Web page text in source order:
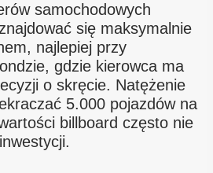
samochodowych
się maksymalnie
najlepiej przy
gdzie kierowca ma
o skręcie. Natężenie
5.000 pojazdów na
billboard często nie